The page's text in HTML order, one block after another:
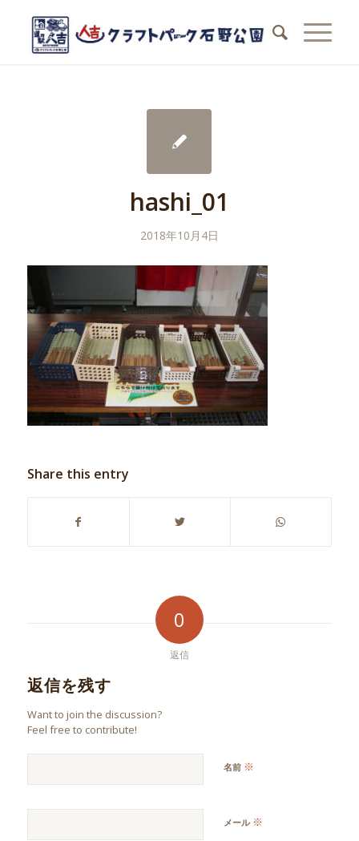
hashi_01
2018年10月4日
Share this entry
0
返信
返信を残す
Want to join the discussion?
Feel free to contribute!
名前 ※
メール ※